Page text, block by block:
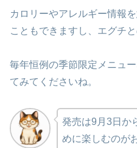
カロリーやアレルギー情報
こともできますし、エグチ
毎年恒例の季節限定メニュ
てみてくださいね。
発売は9月3日か
めに楽しむのが